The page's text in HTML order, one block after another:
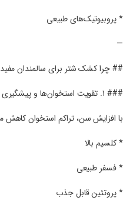
* پروبیوتیک‌های طبیعی
—
## چرا کشک شتر برای سالمندان
### ۱. تقویت استخوان‌ها و پیشگیری از پوکی استخوان
با افزایش سن، تراکم استخوان کاهش
* کلسیم بالا
* فسفر طبیعی
* پروتئین قابل جذب